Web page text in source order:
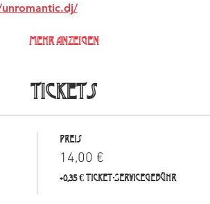
Mehr anzeigen
Tickets
Preis
14,00 €
+0,35 € Ticket-Servicegebühr